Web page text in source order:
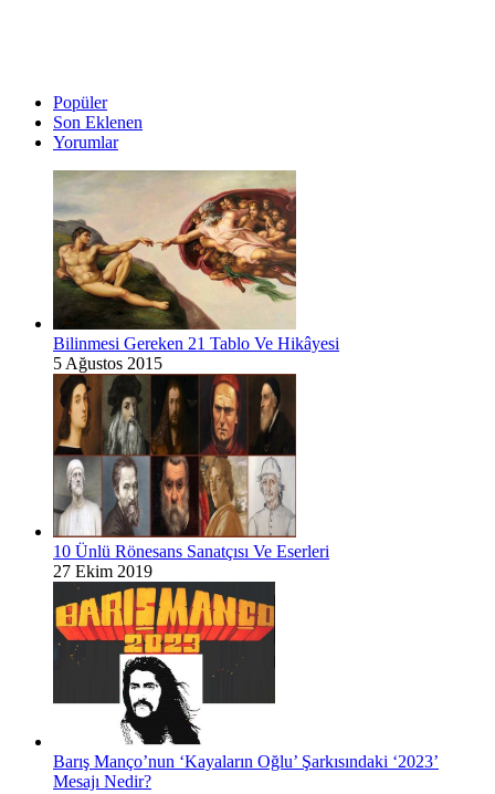
Popüler
Son Eklenen
Yorumlar
Bilinmesi Gereken 21 Tablo Ve Hikâyesi
5 Ağustos 2015
10 Ünlü Rönesans Sanatçısı Ve Eserleri
27 Ekim 2019
Barış Manço’nun ‘Kayaların Oğlu’ Şarkısındaki ‘2023’
Mesajı Nedir?